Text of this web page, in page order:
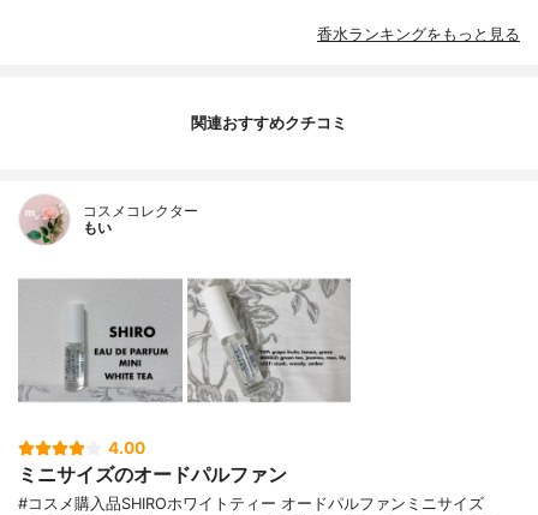
香水ランキングをもっと見る
関連おすすめクチコミ
コスメコレクター
もい
4.00
ミニサイズのオードパルファン
#コスメ購入品SHIROホワイトティー オードパルファンミニサイズ